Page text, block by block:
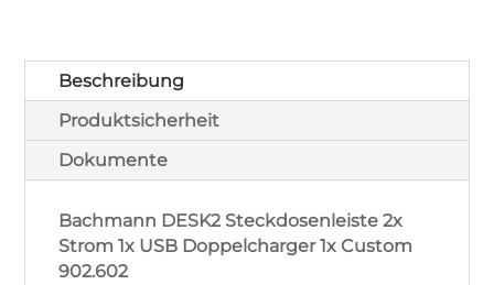
Custom
schwarz
902.602
Menge
Beschreibung
Produktsicherheit
Dokumente
Bachmann DESK2 Steckdosenleiste 2x
Strom 1x USB Doppelcharger 1x Custom
902.602